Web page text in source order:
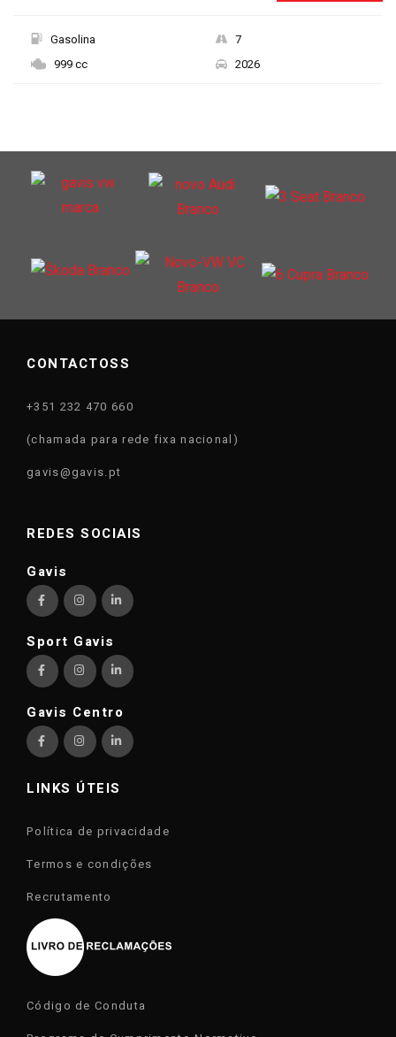
Gasolina
7
999 cc
2026
CONTACTOSS
+351 232 470 660
(chamada para rede fixa nacional)
gavis@gavis.pt
REDES SOCIAIS
Gavis
Sport Gavis
Gavis Centro
LINKS ÚTEIS
Política de privacidade
Termos e condições
Recrutamento
Código de Conduta